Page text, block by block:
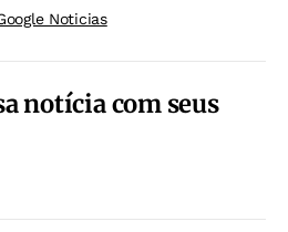
Noticias
notícia com seus